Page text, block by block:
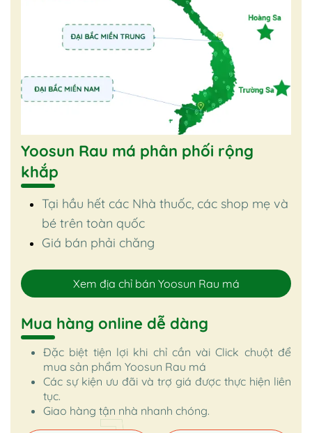
Yoosun Rau má phân phối rộng
khắp
Tại hầu hết các Nhà thuốc, các shop mẹ và
bé trên toàn quốc
Giá bán phải chăng
Xem địa chỉ bán Yoosun Rau má
Mua hàng online dễ dàng
Đặc biệt tiện lợi khi chỉ cần vài Click chuột để
mua sản phẩm Yoosun Rau má
Các sự kiện ưu đãi và trợ giá được thực hiện liên
tục.
Giao hàng tận nhà nhanh chóng.